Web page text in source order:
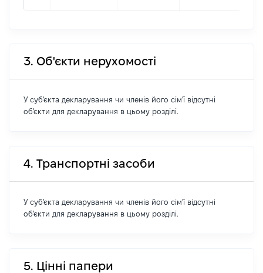
3. Об'єкти нерухомості
У суб'єкта декларування чи членів його сім'ї відсутні
об'єкти для декларування в цьому розділі.
4. Транспортні засоби
У суб'єкта декларування чи членів його сім'ї відсутні
об'єкти для декларування в цьому розділі.
5. Цінні папери